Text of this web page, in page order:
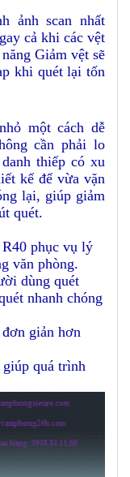
ảnh scan nhất
cả khi các vệt
Giảm vệt sẽ
khi quét lại tốn
một cách dễ
cần phải lo
thiếp có xu
kế để vừa vặn
lại, giúp giảm
quét.
phục vụ lý
văn phòng.
dùng quét
nhanh chóng
giản hơn
quá trình